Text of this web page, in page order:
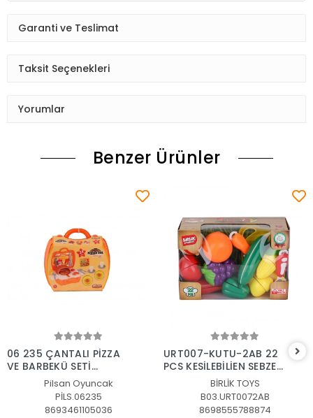
Garanti ve Teslimat
Taksit Seçenekleri
Yorumlar
Benzer Ürünler
Sepete Ekle
06 235 ÇANTALI PİZZA
VE BARBEKÜ SETİ
KARMA A101Pilsan Oyuncak
PİLS.06235
8693461105036
URT007-KUTU-2AB 22
PCS KESİLEBİLİEN SEBZE
MEYVELERBİRLİK TOYS
B03.URT0072AB
8698555788874